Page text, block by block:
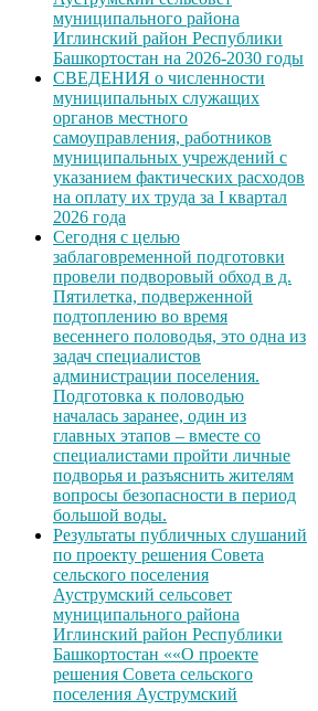
муниципального района
Иглинский район Республики
Башкортостан на 2026-2030 годы
СВЕДЕНИЯ о численности
муниципальных служащих
органов местного
самоуправления, работников
муниципальных учреждений с
указанием фактических расходов
на оплату их труда за I квартал
2026 года
Сегодня с целью
заблаговременной подготовки
провели подворовый обход в д.
Пятилетка, подверженной
подтоплению во время
весеннего половодья, это одна из
задач специалистов
администрации поселения.
Подготовка к половодью
началась заранее, один из
главных этапов – вместе со
специалистами пройти личные
подворья и разъяснить жителям
вопросы безопасности в период
большой воды.
Результаты публичных слушаний
по проекту решения Совета
сельского поселения
Ауструмский сельсовет
муниципального района
Иглинский район Республики
Башкортостан ««О проекте
решения Совета сельского
поселения Ауструмский